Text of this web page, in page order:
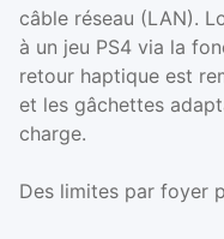
câble réseau (LAN).
à un jeu PS4 via la
retour haptique est
et les gâchettes
charge.
Des limites par foyer